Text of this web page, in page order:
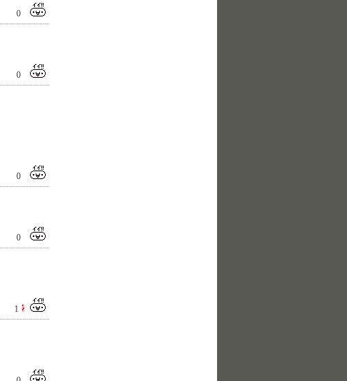
0
0
0
0
1